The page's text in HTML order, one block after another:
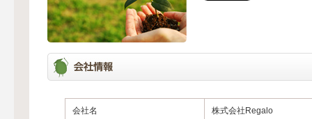
会社名 株式会社Regalo